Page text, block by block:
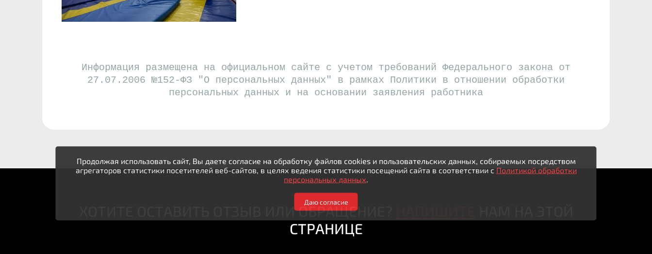
Информация размещена на официальном сайте с учетом требований Федерального закона от
27.07.2006 №152-ФЗ "О персональных данных" в рамках Политики в отношении обработки
персональных данных и на основании заявления работника
ХОТИТЕ ОСТАВИТЬ ОТЗЫВ ИЛИ ОБРАЩЕНИЕ?
СТРАНИЦЕ
Продолжая использовать сайт, Вы даете согласие на обработку файлов cookies и пользовательских данных, собираемых посредством
агрегаторов статистики посетителей веб-сайтов, в целях ведения статистики посещений сайта в соответствии с Политикой обработки
персональных данных
Даю согласие